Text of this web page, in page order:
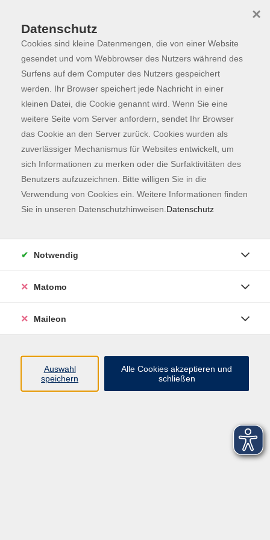
Skip to main content
Programm
Der Kurs konnte nicht gefunden werden.
Kontaktformular
Impressum
AGB
Datenschutzerklärung
Datenschutz
Cookies sind kleine Datenmengen, die von einer Website
gesendet und vom Webbrowser des Nutzers während des
Surfens auf dem Computer des Nutzers gespeichert
werden. Ihr Browser speichert jede Nachricht in einer
kleinen Datei, die Cookie genannt wird. Wenn Sie eine
weitere Seite vom Server anfordern, sendet Ihr Browser
das Cookie an den Server zurück. Cookies wurden als
zuverlässiger Mechanismus für Websites entwickelt, um
sich Informationen zu merken oder die Surfaktivitäten des
Benutzers aufzuzeichnen. Bitte willigen Sie in die
Verwendung von Cookies ein. Weitere Informationen finden
Sie in unseren Datenschutzhinweisen. Datenschutz
×
Notwendig
Matomo
Maileon
Auswahl
speichern
Alle Cookies akzeptieren und
schließen